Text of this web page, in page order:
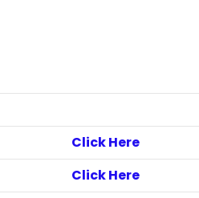
Click Here
Click Here